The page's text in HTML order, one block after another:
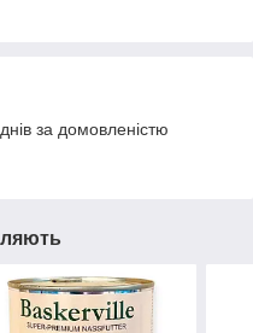
за домовленістю